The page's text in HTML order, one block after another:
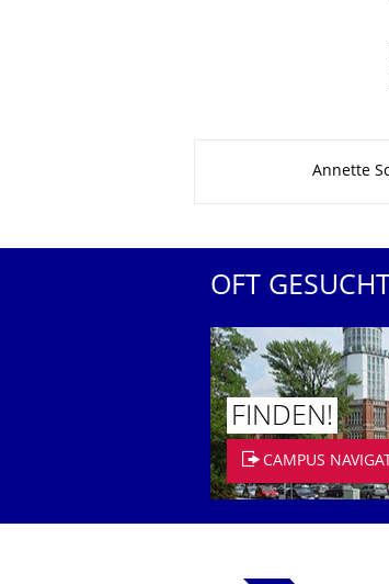
Annette
OFT GESUCHT
FINDEN!
CAMPUS